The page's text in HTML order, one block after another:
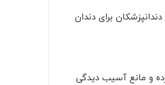
برای دندان
و مانع آسیب دیدگی